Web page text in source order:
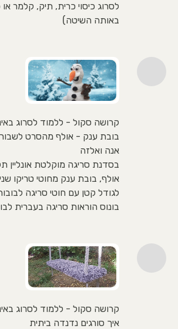
לסרוג כיסוי כרית, תיק, קלמר או
באותה השיטה)
קרושה סקול - ללמוד לסרוג
בובת ענק - אולף מהסרט
אנה ואלזה
בסדנת סריגה מוקלטת אונליין
אולף, בובת ענק מחוטי טריקו
לגודל קטן עם חוטי סריגה
בונוס הוראות סריגה בעברית
קרושה סקול - ללמוד לסרוג
איך סורגים נדנדה ביתית